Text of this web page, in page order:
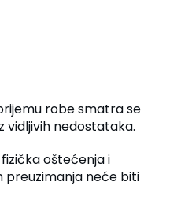
robe smatra se
vidljivih nedostataka.
oštećenja i
preuzimanja neće biti